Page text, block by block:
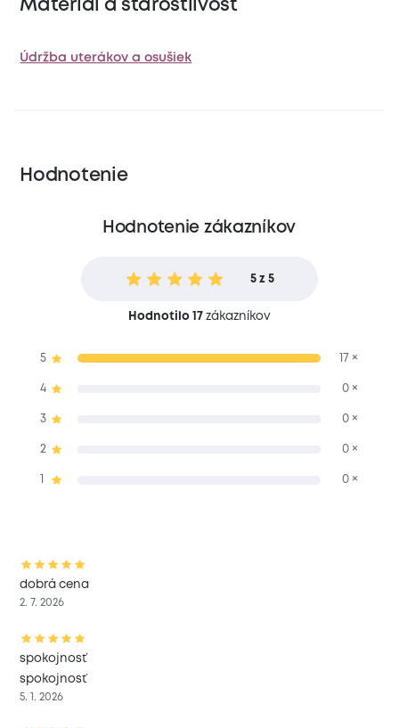
Materiál a starostlivosť
Údržba uterákov a osušiek
Hodnotenie
Hodnotenie zákazníkov
5 z 5
Hodnotilo 17 zákazníkov
5 17 ×
4 0 ×
3 0 ×
2 0 ×
0 ×
dobrá cena
2. 7. 2026
spokojnosť
spokojnosť
5. 1. 2026